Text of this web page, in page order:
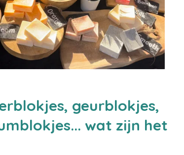
geurblokjes,
wat zijn het